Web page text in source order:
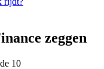
zeggen
10